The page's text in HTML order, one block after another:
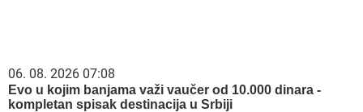
06. 08. 2026 07:08
Evo u kojim banjama važi vaučer od 10.000 dinara -
kompletan spisak destinacija u Srbiji